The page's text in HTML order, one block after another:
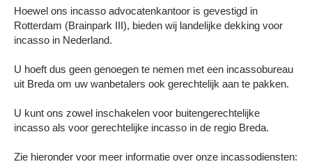
Hoewel ons incasso advocatenkantoor is gevestigd in
Rotterdam (Brainpark III), bieden wij landelijke dekking voor
incasso in Nederland.
U hoeft dus geen genoegen te nemen met een incassobureau
uit Breda om uw wanbetalers ook gerechtelijk aan te pakken.
U kunt ons zowel inschakelen voor buitengerechtelijke
incasso als voor gerechtelijke incasso in de regio Breda.
Zie hieronder voor meer informatie over onze incassodiensten: